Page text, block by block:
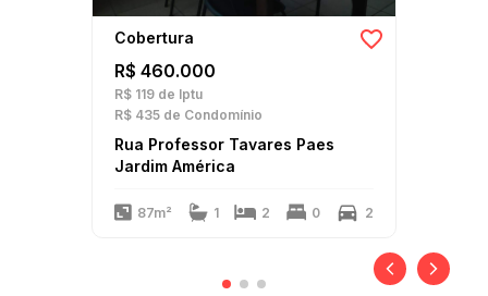
Cobertura
R$ 460.000
R$ 119 de Iptu
R$ 435 de Condomínio
Rua Professor Tavares Paes
Jardim América
87m² 1 2 0 2